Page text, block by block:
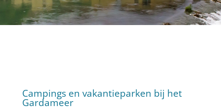
Campings en vakantieparken bij het
Gardameer